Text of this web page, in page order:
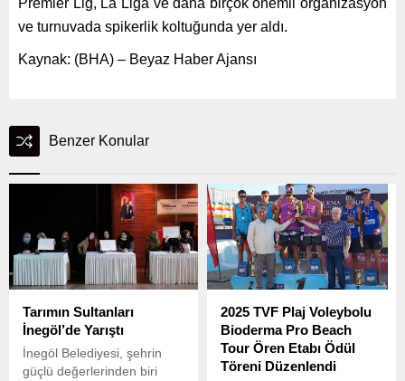
ve turnuvada spikerlik koltuğunda yer aldı.
Kaynak: (BHA) – Beyaz Haber Ajansı
Benzer Konular
Tarımın Sultanları
İnegöl’de Yarıştı
İnegöl Belediyesi, şehrin
güçlü değerlerinden biri
2025 TVF Plaj Voleybolu
Bioderma Pro Beach
Tour Ören Etabı Ödül
Töreni Düzenlendi